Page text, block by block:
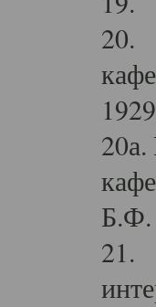
20.
Б.Ф.
21.